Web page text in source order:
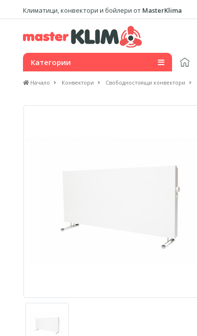
Климатици, конвектори и бойлери от MasterKlima
Категории
Начало Конвектори Свободностоящи конвектори